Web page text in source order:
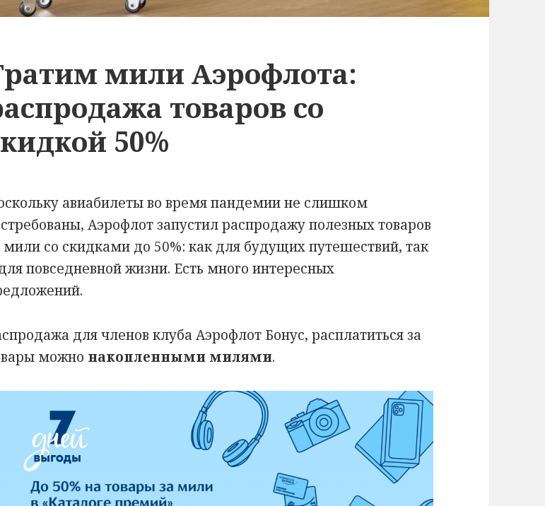
мили Аэрофлота:
товаров со
50%
авиабилеты во время пандемии не слишком
Аэрофлот запустил распродажу полезных товаров
мили со скидками до 50%: как для будущих путешествий, так
повседневной жизни. Есть много интересных
для членов клуба Аэрофлот Бонус, расплатиться за
можно накопленными милями.